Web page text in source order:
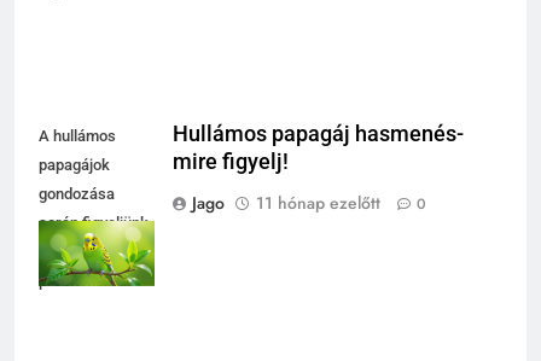
A hullámos
papagájok
gondozása
során figyeljünk
az emésztési
problémákra.
Hullámos papagáj hasmenés-
mire figyelj!
Jago
11 hónap ezelőtt 0